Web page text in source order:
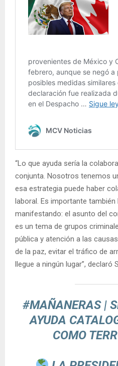
“Lo que ayuda sería la
conjunta. Nosotros tenemos
esa estrategia puede haber
laboral. Es importante
manifestando: el asunto del
es un tema de grupos
pública y atención a las
de la paz, evitar el tráfico de
llegue a ningún lugar”, declaró
#MAÑANERAS|
AYUDA
COMO